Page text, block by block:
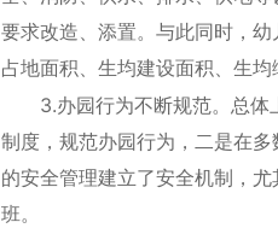
要求改造、添置。与此同时，
占地面积、生均建设面积、生
3.办园行为不断规范。总
制度，规范办园行为，二是在
的安全管理建立了安全机制，
班。